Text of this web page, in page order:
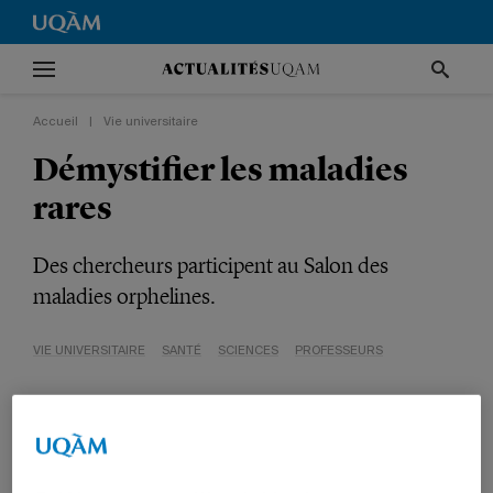
Accueil Vie universitaire
Démystifier les maladies
rares
Des chercheurs participent au Salon des
maladies orphelines.
VIE UNIVERSITAIRE SANTÉ SCIENCES PROFESSEURS